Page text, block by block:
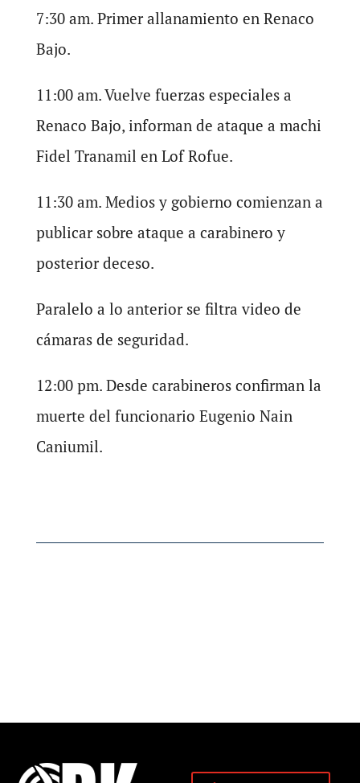
7:30 am. Primer allanamiento en Renaco
Bajo.
11:00 am. Vuelve fuerzas especiales a
Renaco Bajo, informan de ataque a machi
Fidel Tranamil en Lof Rofue.
11:30 am. Medios y gobierno comienzan a
publicar sobre ataque a carabinero y
posterior deceso.
Paralelo a lo anterior se filtra video de
cámaras de seguridad.
12:00 pm. Desde carabineros confirman la
muerte del funcionario Eugenio Nain
Caniumil.